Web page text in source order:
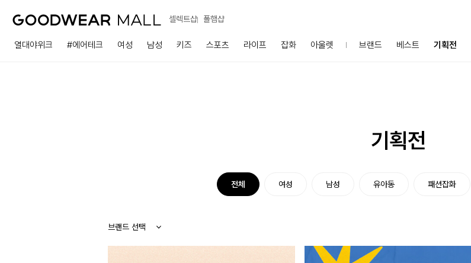
셀렉트샵 폴햄샵
열대야위크 #에어테크 여성 남성 키즈 스포츠 라이프 잡화 아울렛 브랜드 베스트 기획전
기획전
전체 여성 남성 유아동 패션잡화